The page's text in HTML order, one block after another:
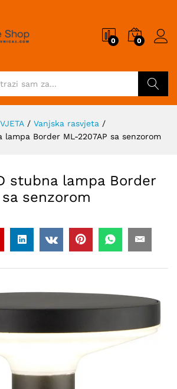
0 0
/ Vanjska rasvjeta /
lampa Border ML-2207AP sa senzorom
stubna lampa Border
sa senzorom